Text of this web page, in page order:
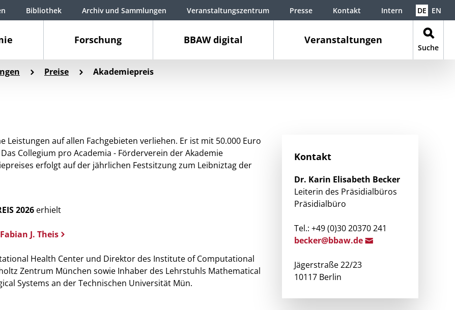
Forschung BBAW digital Veranstaltungen
Suche
Bibliothek Archiv und Sammlungen Veranstaltungszentrum Presse Kontakt Intern DE EN
Preise Akademiepreis
auf allen Fachgebieten verliehen. Er ist mit 50.000 Euro
Collegium pro Academia - Förderverein der Akademie
erfolgt auf der jährlichen Festsitzung zum Leibniztag der
2026 erhielt
J. Theis
Health Center und Direktor des Institute of Computational
Zentrum München sowie Inhaber des Lehrstuhls Mathematical
Systems an der Technischen Universität Mün.
Kontakt
Dr. Karin Elisabeth Becker
Leiterin des Präsidialbüros
Präsidialbüro
Tel.: +49 (0)30 20370 241
becker@bbaw.de
Jägerstraße 22/23
10117 Berlin